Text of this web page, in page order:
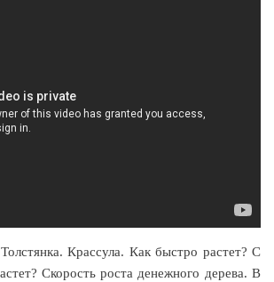
Крассула. Как быстро растет? С
Скорость роста денежного дерева. В